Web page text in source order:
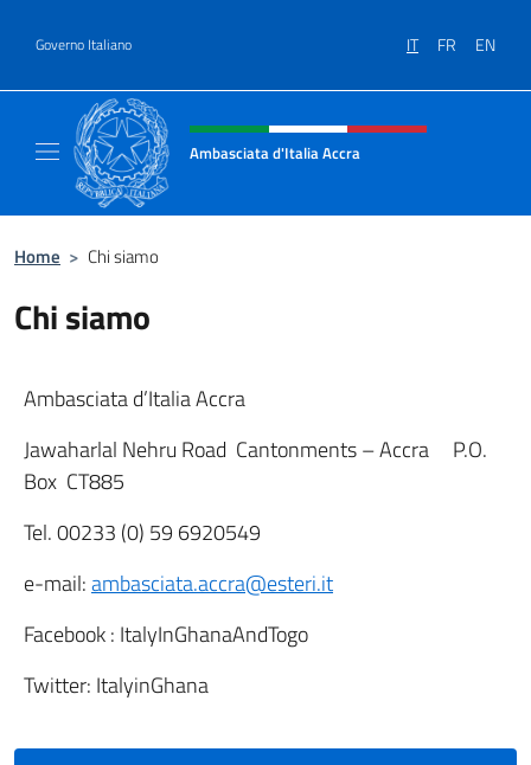
Governo Italiano IT FR EN
Intestazione sito, social e menù
Ambasciata d'Italia Accra
Home > Chi siamo
Chi siamo
Ambasciata d’Italia Accra
Jawaharlal Nehru Road Cantonments – Accra P.O.
Box CT885
Tel. 00233 (0) 59 6920549
e-mail:ambasciata.accra@esteri.it
Facebook : ItalyInGhanaAndTogo
Twitter: ItalyinGhana